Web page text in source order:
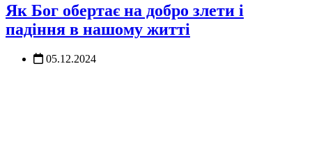
Як Бог обертає на добро злети і
падіння в нашому житті
05.12.2024